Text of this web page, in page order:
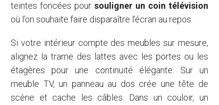
teintes foncées pour souligner un coin télévision
où l’on souhaite faire disparaître l’écran au repos.
Si votre intérieur compte des meubles sur mesure,
alignez la trame des lattes avec les portes ou les
étagères pour une continuité élégante. Sur un
meuble TV, un panneau au dos crée une tête de
scène et cache les câbles. Dans un couloir, un